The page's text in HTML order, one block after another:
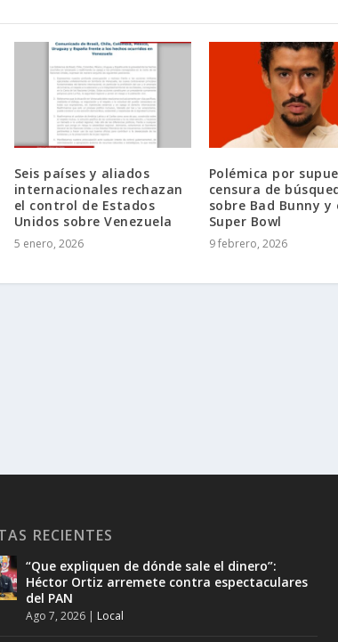
Seis países y aliados
internacionales rechazan
el control de Estados
Unidos sobre Venezuela
5 enero, 2026
Polémica por
censura de
sobre Bad Bunny y
Super Bowl
9 febrero, 2026
RECIENTES
“Que expliquen de dónde sale el dinero”:
Héctor Ortiz arremete contra espectaculares
del PAN
Ago 7, 2026 | Local